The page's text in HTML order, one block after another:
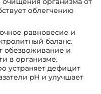
облегчению
равновесие и
баланс.
обезвоживание и
в организме.
устраняет дефицит
pH и улучшает